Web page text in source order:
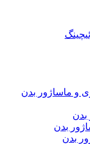
و ماساژور بدن
بدن
بدن
بدن